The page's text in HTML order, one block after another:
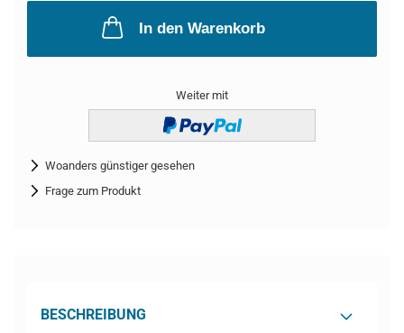
In den Warenkorb
Weiter mit
Woanders günstiger gesehen
Frage zum Produkt
BESCHREIBUNG